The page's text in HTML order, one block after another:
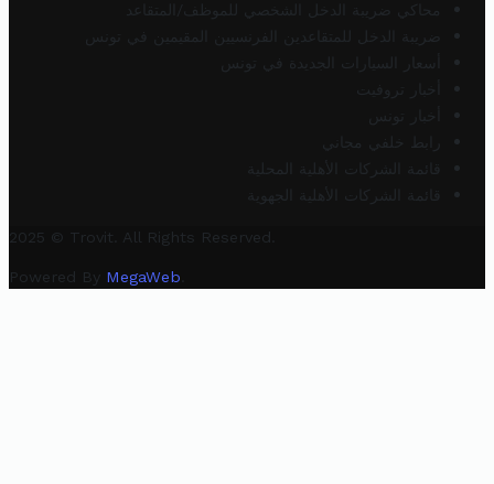
محاكي ضريبة الدخل الشخصي للموظف/المتقاعد
ضريبة الدخل للمتقاعدين الفرنسيين المقيمين في تونس
أسعار السيارات الجديدة في تونس
أخبار تروفيت
أخبار تونس
رابط خلفي مجاني
قائمة الشركات الأهلية المحلية
قائمة الشركات الأهلية الجهوية
2025 © Trovit. All Rights Reserved.
Powered By MegaWeb